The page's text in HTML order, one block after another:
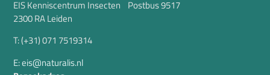
EIS Kenniscentrum Insecten Postbus 9517
2300 RA Leiden
T: (+31) 071 7519314
E: eis@naturalis.nl